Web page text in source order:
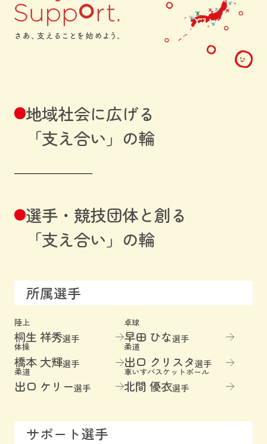
地域社会に広げる
「支え合い」の輪
選手・競技団体と創る
「支え合い」の輪
所属選手
陸上
桐生 祥秀選手
卓球
早田 ひな選手
体操
橋本 大輝選手
柔道
出口 クリスタ選手
柔道
出口 ケリー選手
車いすバスケットボール
北間 優衣選手
サポート選手